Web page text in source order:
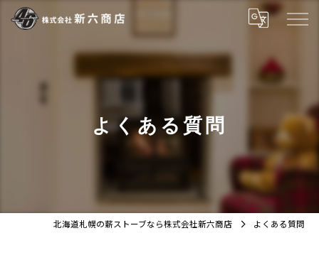
よくある質問
北海道札幌の薪ストーブなら株式会社新六商店 よくある質問